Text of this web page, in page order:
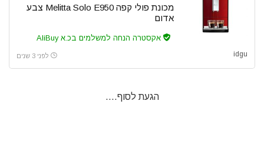
מכונת פולי קפה Melitta Solo E950 צבע
אדום
אקסטרה הנחה למשלמים בכ.א AliBuy
idgu לפני 3 שנים
הגעת לסוף....